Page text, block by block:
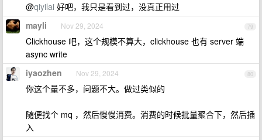
@qiyilai 好吧，我只是看到过，没真正用过
79
mayli Nov 29, 2024
Clickhouse 吧，这个规模不算大，clickhouse 也有 server 端
async write
80
iyaozhen Nov 29, 2024
你这个量不多，问题不大。做过类似的
随便找个 mq ，然后慢慢消费。消费的时候批量聚合下，然后插
入